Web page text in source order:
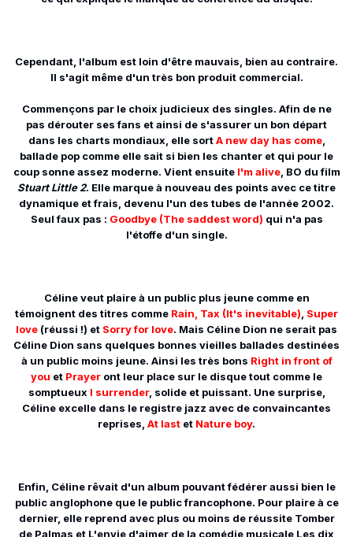
Cependant, l'album est loin d'être mauvais, bien au contraire.
Il s'agit même d'un très bon produit commercial.
Commençons par le choix judicieux des singles. Afin de ne
pas dérouter ses fans et ainsi de s'assurer un bon départ
dans les charts mondiaux, elle sortA new day has come,
ballade pop comme elle sait si bien les chanter et qui pour le
coup sonne assez moderne. Vient ensuite I'm alive, BO du film
Stuart Little 2. Elle marque à nouveau des points avec ce titre
dynamique et frais, devenu l'un des tubes de l'année 2002.
Seul faux pas : Goodbye (The saddest word) qui n'a pas
l'étoffe d'un single.
Céline veut plaire à un public plus jeune comme en
témoignent des titres comme Rain, Tax (It's inevitable) Super
love (réussi !) et Sorry for love. Mais Céline Dion ne serait pas
Céline Dion sans quelques bonnes vieilles ballades destinées
à un public moins jeune. Ainsi les très bons Right in front of
you et Prayer ont leur place sur le disque tout comme le
somptueux I surrender, solide et puissant. Une surprise,
Céline excelle dans le registre jazz avec de convaincantes
reprises, At last et Nature boy.
Enfin, Céline rêvait d'un album pouvant fédérer aussi bien le
public anglophone que le public francophone. Pour plaire à ce
dernier, elle reprend avec plus ou moins de réussite Tomber
de Palmas et L'envie d'aimer de la comédie musicale Les dix